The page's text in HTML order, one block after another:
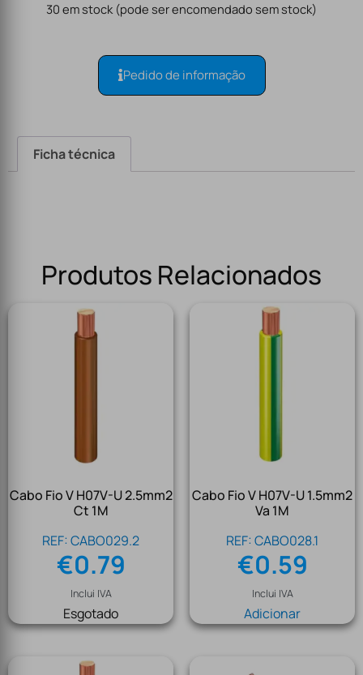
30 em stock (pode ser encomendado sem stock)
Pedido de informação
Ficha técnica
Produtos Relacionados
Cabo Fio V H07V-U 2.5mm2
Ct 1M
REF: CABO029.2
€0.79
Inclui IVA
Esgotado
Cabo Fio V H07V-U 1.5mm2
Va 1M
REF: CABO028.1
€0.59
Inclui IVA
Adicionar